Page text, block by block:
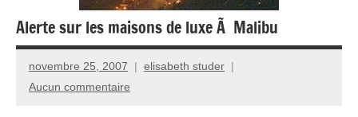
Alerte sur les maisons de luxe Ã Malibu
novembre 25, 2007
elisabeth studer
Aucun commentaire